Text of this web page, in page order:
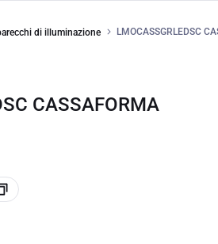
di illuminazione LMOCASSGRLEDSC
CASSAFORMA